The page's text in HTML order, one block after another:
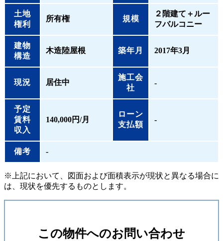
土地
権利
所有権 規模
２階建て＋ルー
フバルコニー
建物
構造
木造陸屋根 築年月 2017年3月
現況 居住中
施工会
社
-
予定
賃料
収入
140,000円/月
ローン
支払額
‐
備考 -
※上記において、図面および面積表示が現状と異なる場合に
は、現状を優先するものとします。
この物件へのお問い合わせ